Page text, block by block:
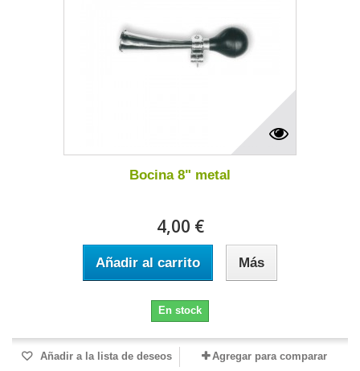
Bocina 8" metal
4,00 €
Añadir al carrito Más
En stock
Añadir a la lista de deseos Agregar para comparar